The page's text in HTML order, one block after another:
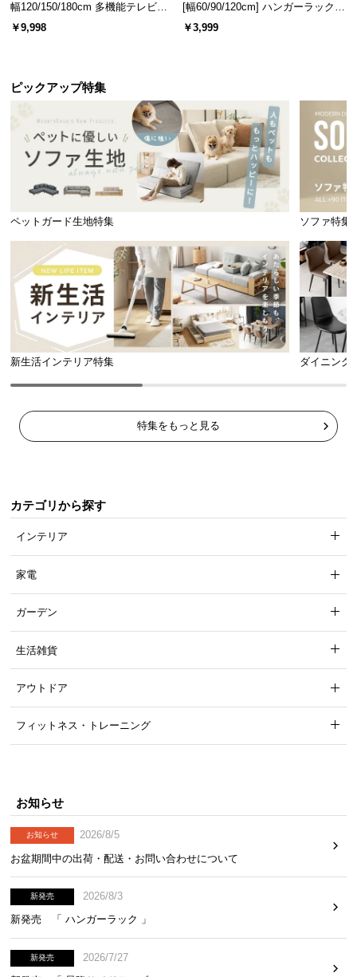
幅120/150/180cm 多機能テレビボ
ード 木目/石目調 オープン収納・
￥9,998
[幅60/90/120cm] ハンガーラック
スチール 4段階高さ調節 サイドフ
￥3,999
ピックアップ特集
ペットガード生地特集 ソファ特集
新生活インテリア特集 ダイニング
特集をもっと見る
カテゴリから探す
インテリア
家電
ガーデン
生活雑貨
アウトドア
フィットネス・トレーニング
お知らせ
お知らせ
2026/8/5
お盆期間中の出荷・配送・お問い合わせについて
新発売
2026/8/3
新発売 「 ハンガーラック 」
新発売
2026/7/27